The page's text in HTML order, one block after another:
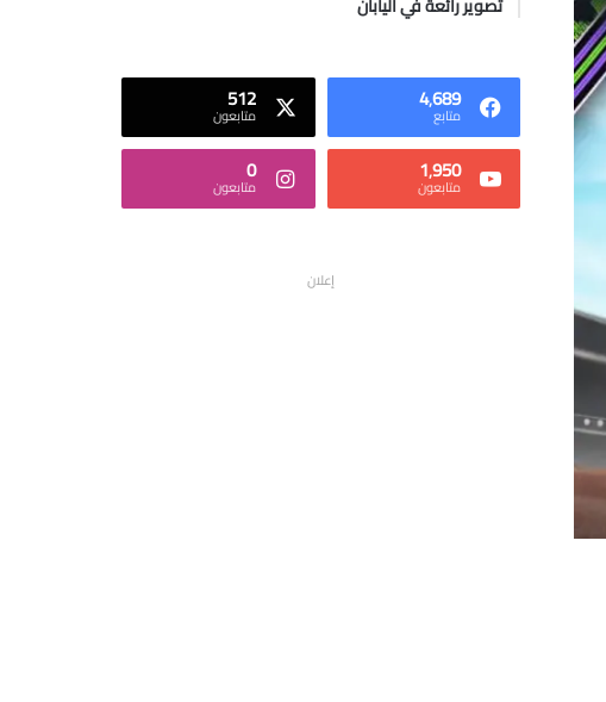
4٬689
متابع 512
متابعون
1٬950
متابعون 0
متابعون
إعلان